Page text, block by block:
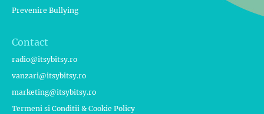
Prevenire Bullying
Contact
radio@itsybitsy.ro
vanzari@itsybitsy.ro
marketing@itsybitsy.ro
Termeni si Conditii & Cookie Policy